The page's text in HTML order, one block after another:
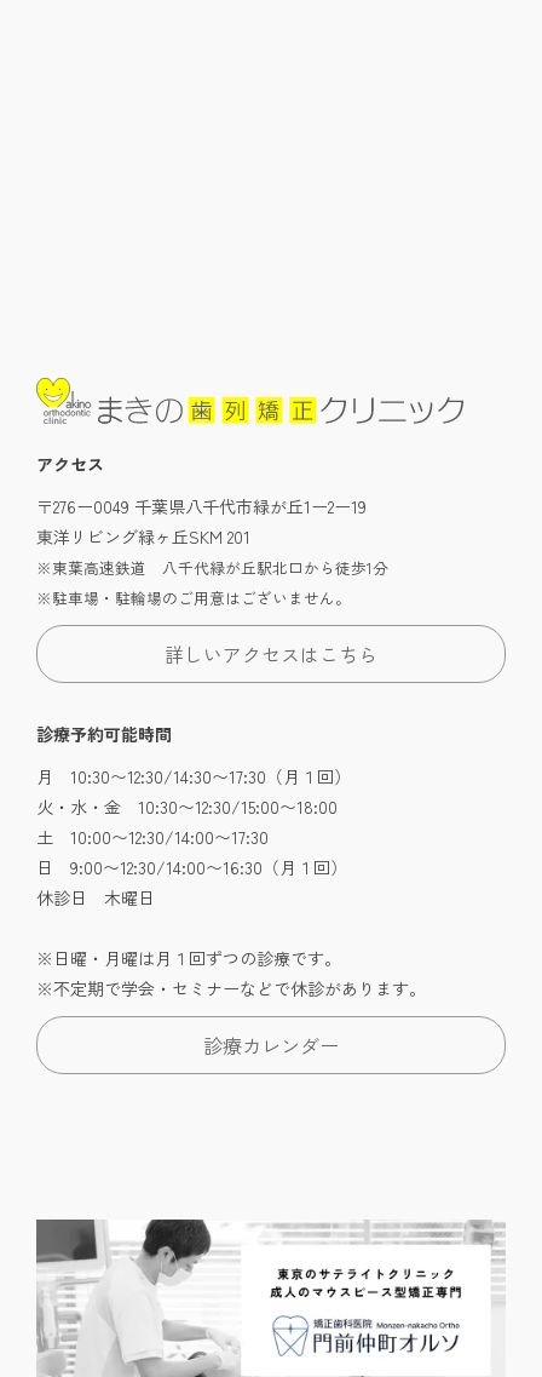
アクセス
〒276ー0049 千葉県八千代市緑が丘1ー2ー19
東洋リビング緑ヶ丘SKM 201
※東葉高速鉄道 八千代緑が丘駅北口から徒歩1分
※駐車場・駐輪場のご用意はございません。
詳しいアクセスはこちら
診療予約可能時間
月 10:30〜12:30/14:30〜17:30（月１回）
火・水・金 10:30〜12:30/15:00〜18:00
土 10:00〜12:30/14:00〜17:30
日 9:00〜12:30/14:00〜16:30（月１回）
休診日 木曜日
※日曜・月曜は月１回ずつの診療です。
※不定期で学会・セミナーなどで休診があります。
診療カレンダー